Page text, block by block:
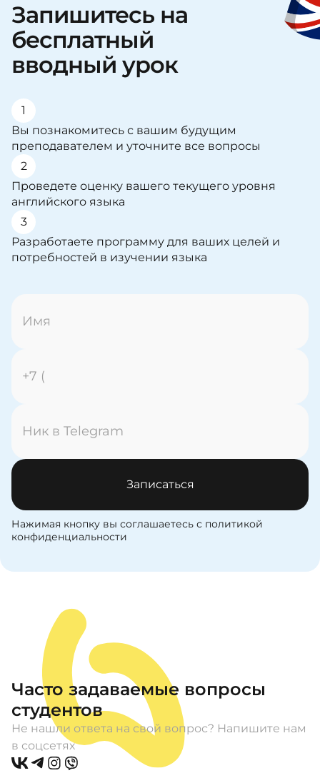
Запишитесь на
бесплатный
вводный урок
1
Вы познакомитесь с вашим будущим
преподавателем и уточните все вопросы
2
Проведете оценку вашего текущего уровня
английского языка
3
Разработаете программу для ваших целей и
потребностей в изучении языка
Записаться
Нажимая кнопку вы соглашаетесь с политикой
конфиденциальности
Часто задаваемые вопросы
студентов
Не нашли ответа на свой вопрос? Напишите нам
в соцсетях